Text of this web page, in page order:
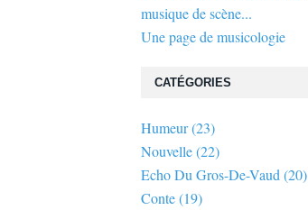
musique de scène...
Une page de musicologie
CATÉGORIES
Humeur(23)
Nouvelle(22)
Echo Du Gros-De-Vaud (20)
Conte(19)